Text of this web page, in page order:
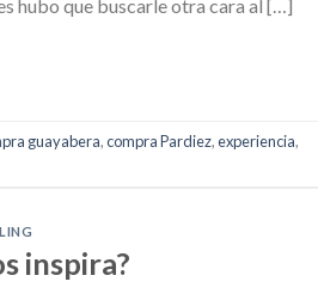
hubo que buscarle otra cara al […]
guayabera,compra Pardiez,experiencia,
inspira?